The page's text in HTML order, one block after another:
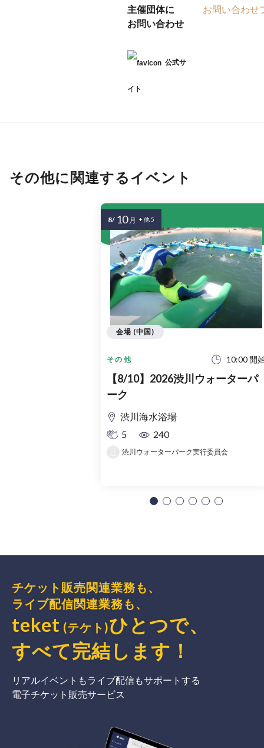
主催団体に
お問い合わせ
お問い合わせ
公式サ
イト
その他に関連するイベント
その他 10:00 開
【8/10】2026渋川ウォーターパ
ーク
渋川海水浴場
5
240
渋川ウォーターパーク実行委員会
会場 (中国)
8/ 10 月 + 他 5
チケット販売関連業務も、
ライブ配信関連業務も、
teket (テケト)ひとつで、
すべて完結 します ！
リアルイベントもライブ配信もサポートする
電子チケット販売サービス